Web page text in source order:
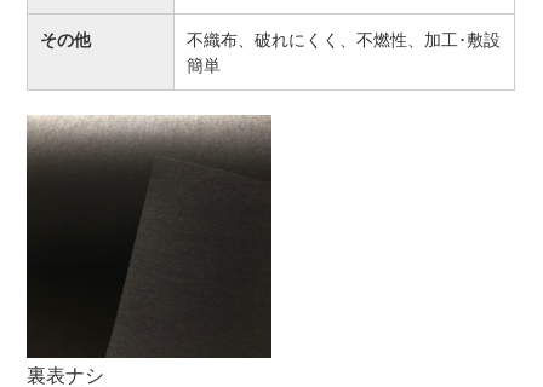
その他
不織布、破れにくく、不燃性、加工･敷設
簡単
裏表ナシ